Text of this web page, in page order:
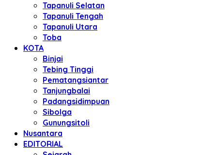
Tapanuli Selatan
Tapanuli Tengah
Tapanuli Utara
Toba
KOTA
Binjai
Tebing Tinggi
Pematangsiantar
Tanjungbalai
Padangsidimpuan
Sibolga
Gunungsitoli
Nusantara
EDITORIAL